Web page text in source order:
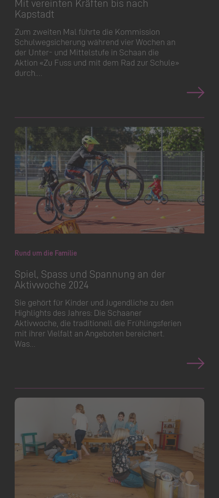
Kapstadt
Zum zweiten Mal führte die Kommission
Schulweg­sicherung während vier Wochen an
der Unter- und Mittelstufe in Schaan die
Aktion «Zu Fuss und mit dem Rad zur Schule»
durch.…
Rund um die Familie
Spiel, Spass und Spannung an der
Aktivwoche 2024
Sie gehört für Kinder und Jugendliche zu den
Highlights des Jahres: Die Schaaner
Aktivwoche, die traditionell die Frühlingsferien
mit ihrer Vielfalt an Angeboten bereichert.
Was…